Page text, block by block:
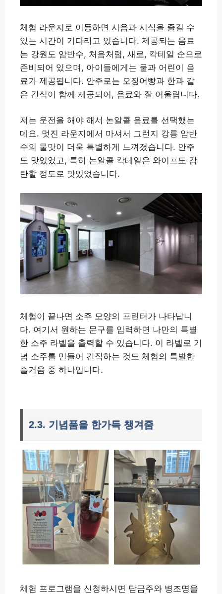
체험 라운지로 이동하면 시음과 시식을 즐길 수
있는 시간이 기다리고 있습니다. 제공되는 음료
는 강원도 암반수, 처음처럼, 새로, 칵테일 순으로
준비되어 있으며, 아이들에게는 물과 어린이 음
료가 제공됩니다. 안주로는 오징어빵과 한과 같
은 간식이 함께 제공되어, 음료와 잘 어울립니다.
저는 운전을 해야 해서 논알콜 음료를 선택했는
데요. 멋진 라운지에서 마셔서 그런지 강릉 암반
수의 물맛이 더욱 특별하게 느껴졌습니다. 안주
도 맛있었고, 특히 논알콜 칵테일은 와이프도 감
탄할 정도로 맛있었습니다.
체험이 끝나면 소주 모양의 프린터가 나타납니
다. 여기서 원하는 문구를 입력하면 나만의 특별
한 소주 라벨을 출력할 수 있습니다. 이 라벨로 기
념 소주를 만들어 간직하는 것도 체험의 특별한
즐거움 중 하나입니다.
2.3. 기념품을 한가득 챙겨줌
체험 프로그램을 신청하시면 담금주와 병조명을